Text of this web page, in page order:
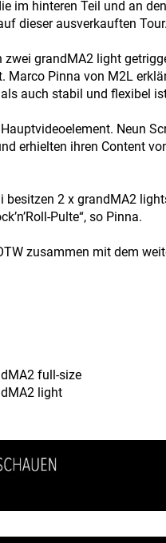
im hinteren Teil und an
dieser ausverkauften Tour.
zwei grandMA2 light
Pinna von M2L
auch stabil und flexibel
Neun
erhielten ihren Content
2 x grandMA2
Pulte“, so Pinna.
zusammen mit dem
full-size
light